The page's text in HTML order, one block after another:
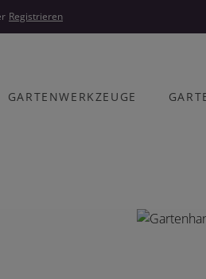
springenspringen
Registrieren
GARTENWERKZEUGE